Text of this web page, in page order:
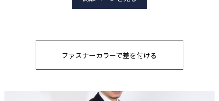
ファスナーカラーで差を付ける